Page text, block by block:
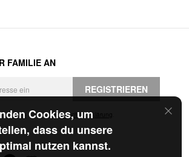
Cookies, um
dass du unsere
nutzen kannst.
FAMILIE AN
REGISTRIEREN
und die Datenschutzerklärung